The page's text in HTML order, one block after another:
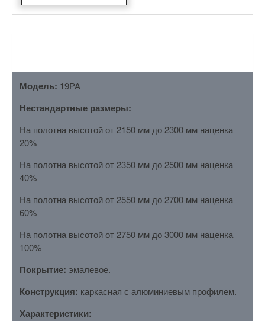
Модель: 19PA
Нестандартные размеры:
На полотна высотой от 2150 мм до 2300 мм наценка
20%
На полотна высотой от 2350 мм до 2500 мм наценка
40%
На полотна высотой от 2550 мм до 2700 мм наценка
60%
На полотна высотой от 2750 мм до 3000 мм наценка
100%
Покрытие: эмалевое.
Конструкция: каркасная с алюминиевым профилем.
Характеристики: